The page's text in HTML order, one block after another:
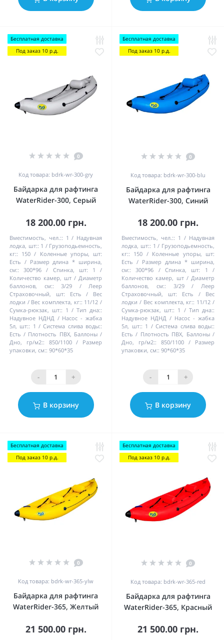
Бесплатная доставка
Под заказ 10 р.д.
0
Код товара: bdrk-wr-300-gry
Байдарка для рафтинга
WaterRider-300, Серый
18 200.00 грн.
Вместимость, чел.:: 1
Надувная
лодка, шт:: 1
Грузоподьемность,
кг:: 150
Коленные упоры, шт:
Есть
Размер длина * ширина,
см::
300*96 Спинка, шт:
1
Количество камер, шт / Диаметр
баллонов, см::
3/29
Леер
Страховочный, шт:
Есть
Вес
лодки / Вес комплекта, кг:: 11/12
Сумка-рюкзак, шт:: 1
Тип дна::
Надувное НДНД
Насос - жабка
5л, шт:: 1
Система слива воды::
Есть
Плотность ПВХ, Баллоны /
Дно, гр/м2::
850/1100
Размер
упаковки, см:: 90*60*35
- +
В корзину
Бесплатная доставка
Под заказ 10 р.д.
0
Код товара: bdrk-wr-300-blu
Байдарка для рафтинга
WaterRider-300, Синий
18 200.00 грн.
Вместимость, чел.:: 1
Надувная
лодка, шт:: 1
Грузоподьемность,
кг:: 150
Коленные упоры, шт:
Есть
Размер длина * ширина,
см::
300*96 Спинка, шт:
1
Количество камер, шт / Диаметр
баллонов, см::
3/29
Леер
Страховочный, шт:
Есть
Вес
лодки / Вес комплекта, кг:: 11/12
Сумка-рюкзак, шт:: 1
Тип дна::
Надувное НДНД
Насос - жабка
5л, шт:: 1
Система слива воды::
Есть
Плотность ПВХ, Баллоны /
Дно, гр/м2::
850/1100
Размер
упаковки, см:: 90*60*35
- +
В корзину
Бесплатная доставка
Под заказ 10 р.д.
0
Код товара: bdrk-wr-365-ylw
Байдарка для рафтинга
WaterRider-365, Желтый
21 500.00 грн.
Бесплатная доставка
Под заказ 10 р.д.
0
Код товара: bdrk-wr-365-red
Байдарка для рафтинга
WaterRider-365, Красный
21 500.00 грн.